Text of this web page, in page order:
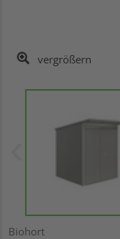
vergrößern
Biohort